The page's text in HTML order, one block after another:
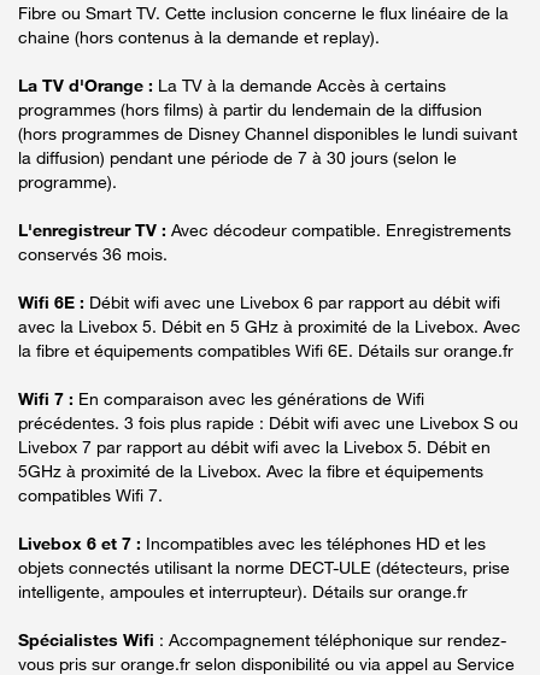
Fibre ou Smart TV. Cette inclusion concerne le flux linéaire de la
chaine (hors contenus à la demande et replay).
La TV d'Orange : La TV à la demande Accès à certains
programmes (hors films) à partir du lendemain de la diffusion
(hors programmes de Disney Channel disponibles le lundi suivant
la diffusion) pendant une période de 7 à 30 jours (selon le
programme).
L'enregistreur TV : Avec décodeur compatible. Enregistrements
conservés 36 mois.
Wifi 6E : Débit wifi avec une Livebox 6 par rapport au débit wifi
avec la Livebox 5. Débit en 5 GHz à proximité de la Livebox. Avec
la fibre et équipements compatibles Wifi 6E. Détails sur orange.fr
Wifi 7 : En comparaison avec les générations de Wifi
précédentes. 3 fois plus rapide : Débit wifi avec une Livebox S ou
Livebox 7 par rapport au débit wifi avec la Livebox 5. Débit en
5GHz à proximité de la Livebox. Avec la fibre et équipements
compatibles Wifi 7.
Livebox 6 et 7 : Incompatibles avec les téléphones HD et les
objets connectés utilisant la norme DECT-ULE (détecteurs, prise
intelligente, ampoules et interrupteur). Détails sur orange.fr
Spécialistes Wifi : Accompagnement téléphonique sur rendez-
vous pris sur orange.fr selon disponibilité ou via appel au Service